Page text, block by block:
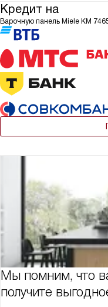
Кредит на
Варочную панель Miele KM 7465
Мы помним, что
получите